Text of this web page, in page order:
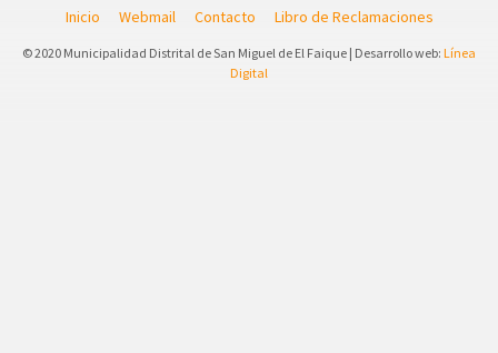
Inicio Webmail Contacto Libro de Reclamaciones
© 2020 Municipalidad Distrital de San Miguel de El Faique | Desarrollo web: Línea
Digital